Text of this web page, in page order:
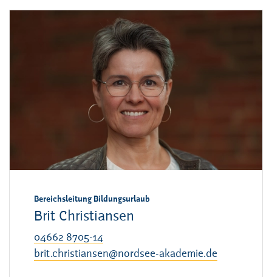
Bereichsleitung Bildungsurlaub
Brit Christiansen
04662 8705-14
brit.christiansen@nordsee-akademie.de